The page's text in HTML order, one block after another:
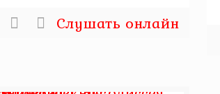
Слушать онлайн